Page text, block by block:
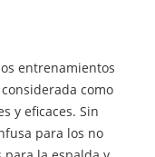
entrenamientos
como
y eficaces. Sin
para los no